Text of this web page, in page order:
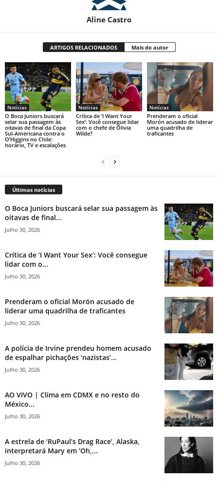
Aline Castro
ARTIGOS RELACIONADOS Mais do autor
Notícias
O Boca Juniors buscará
selar sua passagem às
oitavas de final da Copa
Sul-Americana contra o
O’Higgins no Chile:
horário, TV e escalações
Notícias
Crítica de ‘I Want Your
Sex’: Você consegue lidar
com o chefe de Olivia
Wilde?
Notícias
Prenderam o oficial
Morón acusado de liderar
uma quadrilha de
traficantes
Últimas notícias
O Boca Juniors buscará selar sua passagem às
oitavas de final...
Julho 30, 2026
Crítica de ‘I Want Your Sex’: Você consegue
lidar com o...
Julho 30, 2026
Prenderam o oficial Morón acusado de
liderar uma quadrilha de traficantes
Julho 30, 2026
A polícia de Irvine prendeu homem acusado
de espalhar pichações ‘nazistas’...
Julho 30, 2026
AO VIVO | Clima em CDMX e no resto do
México...
Julho 30, 2026
A estrela de ‘RuPaul’s Drag Race’, Alaska,
interpretará Mary em ‘Oh,...
Julho 30, 2026